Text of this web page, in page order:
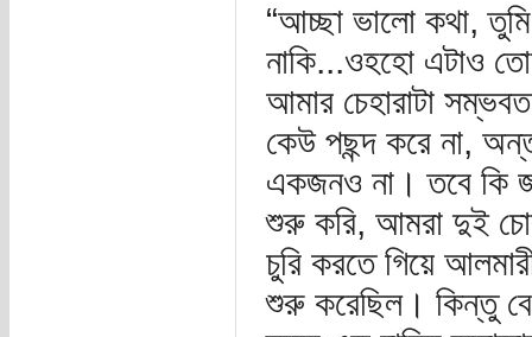
“আচ্ছা ভালো কথা,
নাকি...ওহহো এটাও
আমার চেহারাটা
কেউ পছন্দ করে না,
একজনও না। তবে কি
শুরু করি, আমরা দুই
চুরি করতে গিয়ে
শুরু করেছিল। কিন্তু